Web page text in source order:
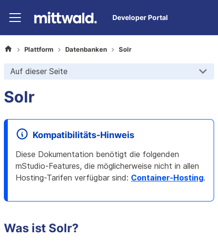
Developer Portal
Plattform Datenbanken Solr
Auf dieser Seite
Solr
Kompatibilitäts-Hinweis
Diese Dokumentation benötigt die folgenden
mStudio-Features, die möglicherweise nicht in allen
Hosting-Tarifen verfügbar sind: Container-Hosting.
Was ist Solr?